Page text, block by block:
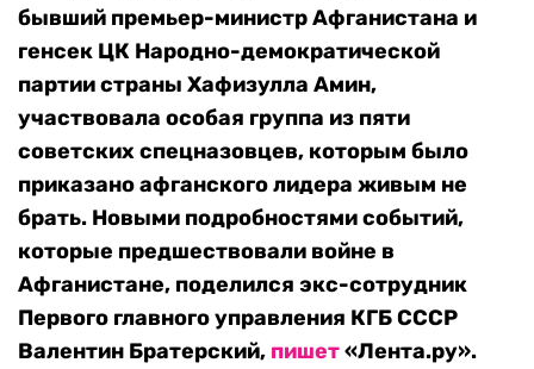
бывший премьер-министр Афганистана и
генсек ЦК Народно-демократической
партии страны Хафизулла Амин,
участвовала особая группа из пяти
советских спецназовцев, которым было
приказано афганского лидера живым не
брать. Новыми подробностями событий,
которые предшествовали войне в
Афганистане, поделился экс-сотрудник
Первого главного управления КГБ СССР
Валентин Братерский, пишет«Лента.ру».